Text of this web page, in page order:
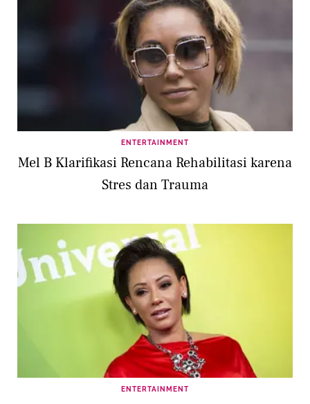
ENTERTAINMENT
Mel B Klarifikasi Rencana Rehabilitasi karena
Stres dan Trauma
ENTERTAINMENT